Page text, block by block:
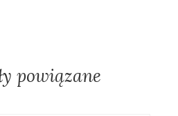
powiązane